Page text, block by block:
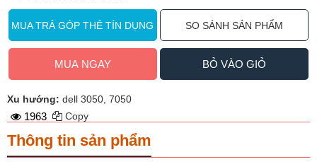
MUA TRẢ GÓP THẺ TÍN DỤNG SO SÁNH SẢN PHẨM
MUA NGAY BỎ VÀO GIỎ
Xu hướng: dell 3050 7050
1963 Copy
Thông tin sản phẩm